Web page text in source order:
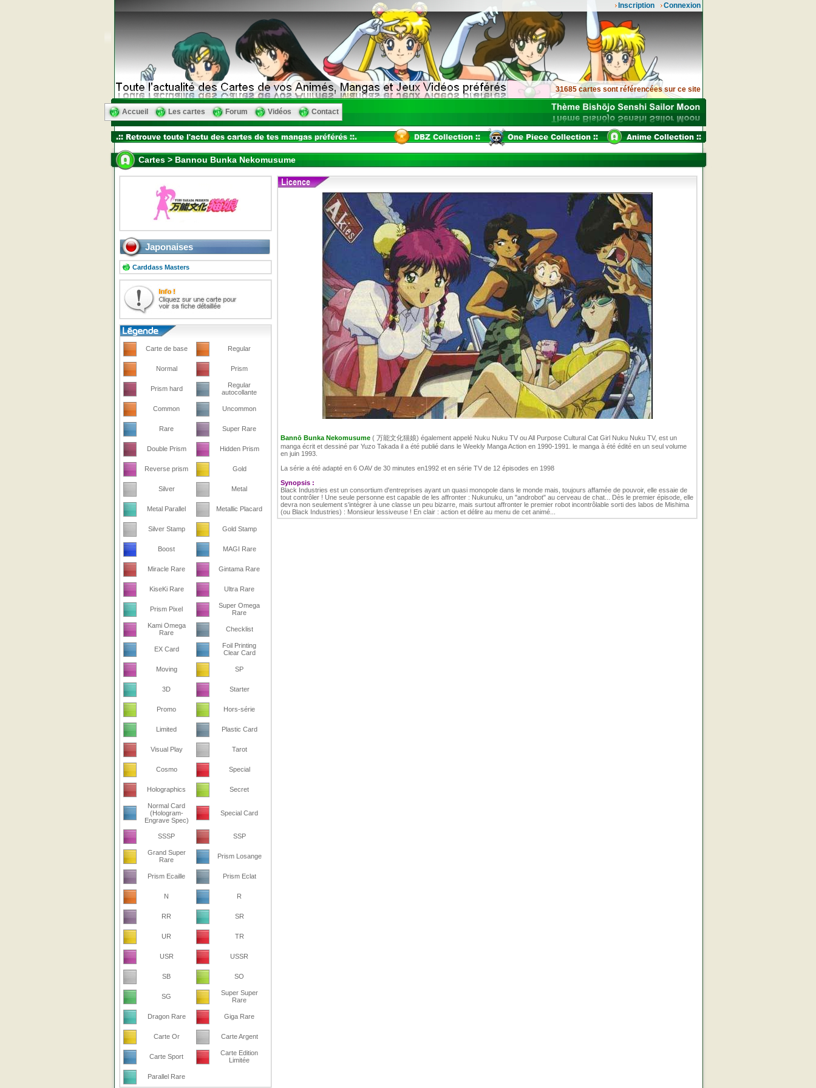
Connexion
Inscription
31685 cartes sont référencées sur ce site
Accueil Les cartes Forum Vidéos Contact
Cartes > Bannou Bunka Nekomusume
Japonaises
Carddass Masters
Carte de base Regular
Normal Prism
Prism hard
Regular
autocollante
Common Uncommon
Rare Super Rare
Double Prism Hidden Prism
Reverse prism Gold
Silver Metal
Metal Parallel Metallic Placard
Silver Stamp Gold Stamp
Boost MAGI Rare
Miracle Rare Gintama Rare
KiseKi Rare Ultra Rare
Prism Pixel
Super Omega
Rare
Kami Omega
Rare
Checklist
EX Card
Foil Printing
Clear Card
Moving SP
3D Starter
Promo Hors-série
Limited Plastic Card
Visual Play Tarot
Cosmo Special
Holographics Secret
Normal Card
(Hologram-
Engrave Spec)
Special Card
SSSP SSP
Grand Super
Rare
Prism Losange
Prism Ecaille Prism Eclat
N R
RR SR
UR TR
USR USSR
SB SO
SG
Super Super
Rare
Dragon Rare Giga Rare
Carte Or Carte Argent
Carte Sport
Carte Edition
Limitée
Parallel Rare
Bannō Bunka Nekomusume ( 万能文化猫娘) également appelé Nuku Nuku TV ou All Purpose Cultural Cat Girl Nuku Nuku TV, est un
manga écrit et dessiné par Yuzo Takada il a été publié dans le Weekly Manga Action en 1990-1991. le manga à été édité en un seul volume
en juin 1993.
La série a été adapté en 6 OAV de 30 minutes en1992 et en série TV de 12 épisodes en 1998
Synopsis :
Black Industries est un consortium d'entreprises ayant un quasi monopole dans le monde mais, toujours affamée de pouvoir, elle essaie de
tout contrôler ! Une seule personne est capable de les affronter : Nukunuku, un "androbot" au cerveau de chat... Dès le premier épisode, elle
devra non seulement s'intégrer à une classe un peu bizarre, mais surtout affronter le premier robot incontrôlable sorti des labos de Mishima
(ou Black Industries) : Monsieur lessiveuse ! En clair : action et délire au menu de cet animé...